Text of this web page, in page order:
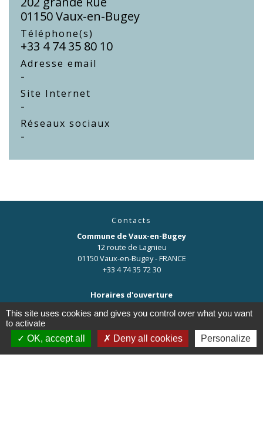
01150 Vaux-en-Bugey
Téléphone(s)
+33 4 74 35 80 10
Adresse email
-
Site Internet
-
Réseaux sociaux
-
Contacts
Commune de Vaux-en-Bugey
12 route de Lagnieu
01150 Vaux-en-Bugey - FRANCE
+33 4 74 35 72 30
Horaires d'ouverture
Secrétariat ouvert de 8h à 12h les mardi, jeudi, vendredi et samedi.
This site uses cookies and gives you control over what you want
to activate
OK, accept all
Deny all cookies Personalize